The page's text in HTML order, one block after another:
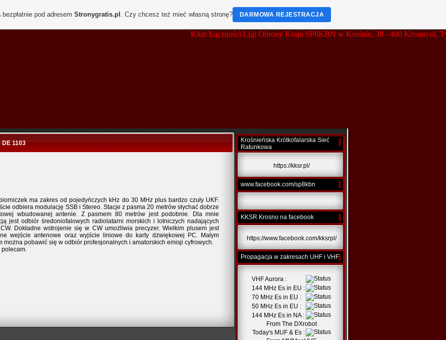
Klub Łączności Ligi Obrony Kraju SP8KBN w Krośnie, 38 - 400 Krosno ul.
DE 1103
ma zakres od pojedyńczych kHz do 30 MHz plus bardzo czuły UKF.
odbiera modulację SSB i Stereo. Stacje z pasma 20 metrów słychać dobrze
wbudowanej antenie. Z pasmem 80 metrów jest podobnie. Dla mnie
jest odbiór średoniofalowych radiolatarni morskich i lotniczych nadających
Dokładne wstrojenie się w CW umożliwia precyzer. Wielkim plusem jest
wejście antenowe oraz wyjście liniowe do karty dzwiękowej PC. Małym
można pobawić się w odbiór profesjonalnych i amatorskich emisji cyfrowych.
polecam.
Krośnieńska Krótkofalarska Sieć
Ratunkowa
https://kksr.pl/
www.facebook.com/sp8kbn
KKSR Krosno na facebook
https://www.facebook.com/kksrpl/
Propagacja w zakresach UHF i VHF
VHF Aurora :
144 MHz Es in EU :
70 MHz Es in EU :
50 MHz Es in EU :
144 MHz Es in NA :
From The DXrobot
Today's MUF & Es :
pod adresem Stronygratis.pl . Czy chcesz też mieć własną stronę? DARMOWA REJESTRACJA